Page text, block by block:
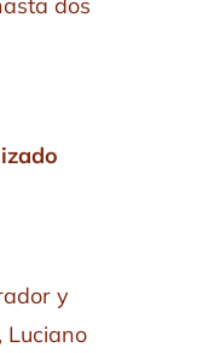
dos
y
Luciano